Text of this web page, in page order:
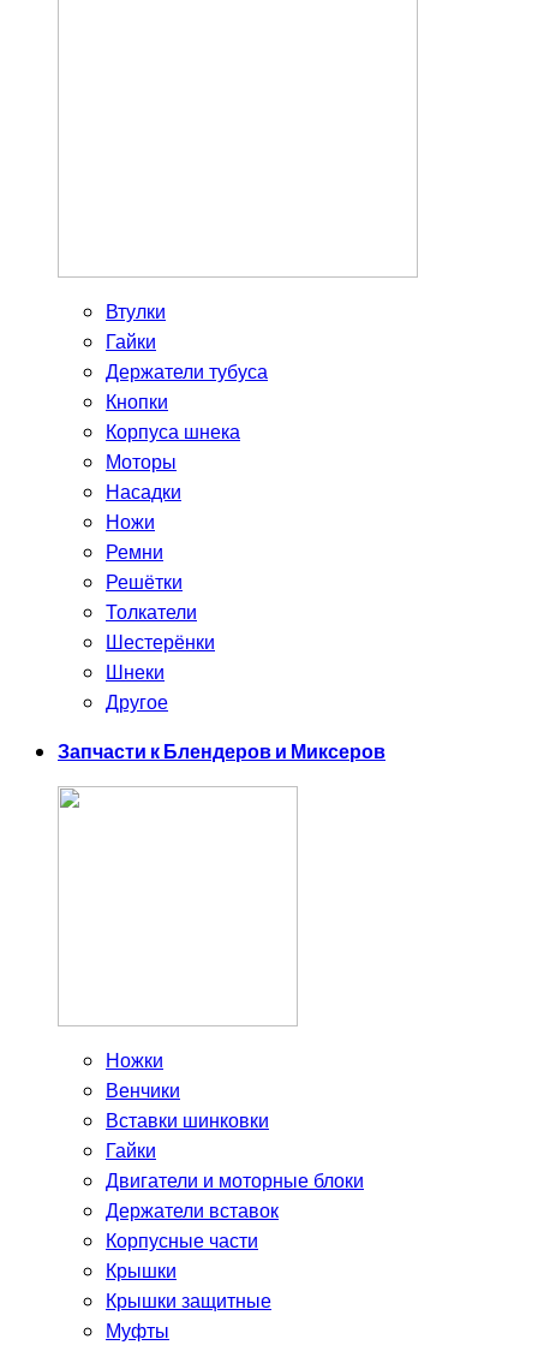
Втулки
Гайки
Держатели тубуса
Кнопки
Корпуса шнека
Моторы
Насадки
Ножи
Ремни
Решётки
Толкатели
Шестерёнки
Шнеки
Другое
Запчасти к Блендеров и Миксеров
Ножки
Венчики
Вставки шинковки
Гайки
Двигатели и моторные блоки
Держатели вставок
Корпусные части
Крышки
Крышки защитные
Муфты